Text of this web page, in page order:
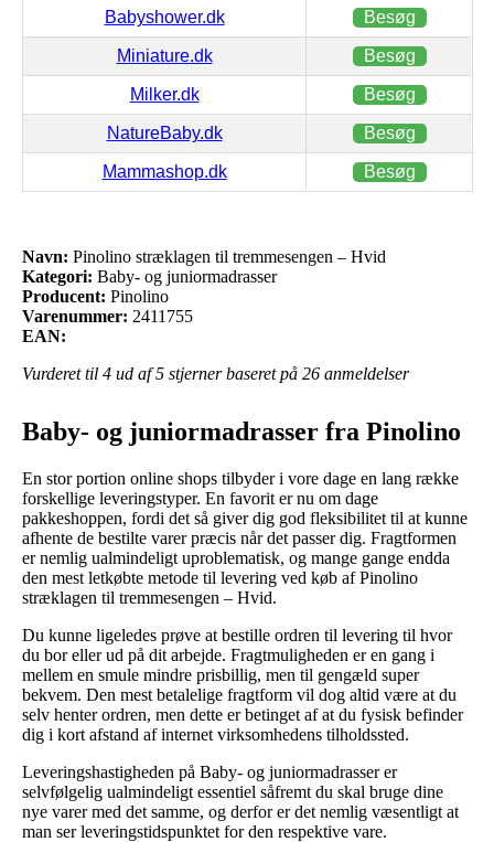
Babyshower.dk Besøg
Miniature.dk Besøg
Milker.dk Besøg
NatureBaby.dk Besøg
Mammashop.dk Besøg
Navn: Pinolino stræklagen til tremmesengen – Hvid
Kategori: Baby- og juniormadrasser
Producent: Pinolino
Varenummer: 2411755
EAN:
Vurderet til 4 ud af 5 stjerner baseret på 26 anmeldelser
Baby- og juniormadrasser fra Pinolino
En stor portion online shops tilbyder i vore dage en lang række
forskellige leveringstyper. En favorit er nu om dage
pakkeshoppen, fordi det så giver dig god fleksibilitet til at kunne
afhente de bestilte varer præcis når det passer dig. Fragtformen
er nemlig ualmindeligt uproblematisk, og mange gange endda
den mest letkøbte metode til levering ved køb af Pinolino
stræklagen til tremmesengen – Hvid.
Du kunne ligeledes prøve at bestille ordren til levering til hvor
du bor eller ud på dit arbejde. Fragtmuligheden er en gang i
mellem en smule mindre prisbillig, men til gengæld super
bekvem. Den mest betalelige fragtform vil dog altid være at du
selv henter ordren, men dette er betinget af at du fysisk befinder
dig i kort afstand af internet virksomhedens tilholdssted.
Leveringshastigheden på Baby- og juniormadrasser er
selvfølgelig ualmindeligt essentiel såfremt du skal bruge dine
nye varer med det samme, og derfor er det nemlig væsentligt at
man ser leveringstidspunktet for den respektive vare.